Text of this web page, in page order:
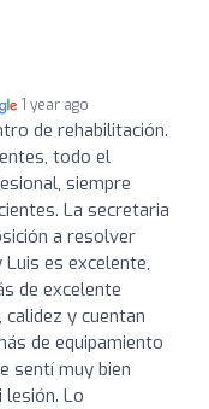
1 year ago
de rehabilitación.
todo el
siempre
La secretaria
a resolver
es excelente,
de excelente
calidez y cuentan
de equipamiento
sentí muy bien
lesión. Lo